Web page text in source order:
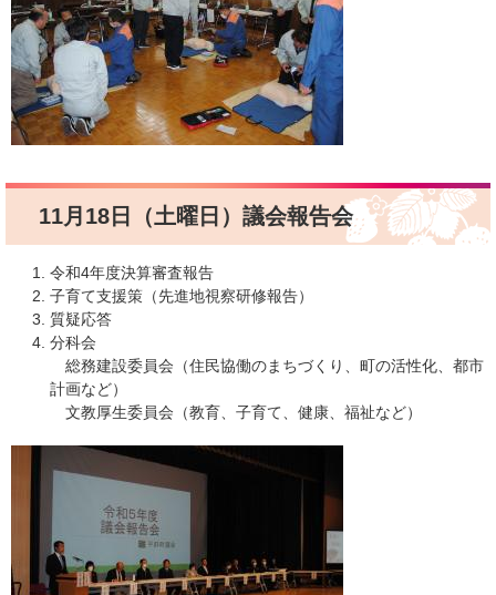
11月18日（土曜日）議会報告会
令和4年度決算審査報告
子育て支援策（先進地視察研修報告）
質疑応答
分科会
総務建設委員会（住民協働のまちづくり、町の活性化、都市
計画など）
文教厚生委員会（教育、子育て、健康、福祉など）